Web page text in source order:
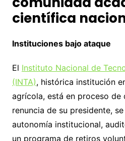
científica
Instituciones bajo ataque
El Instituto Nacional de
(INTA), histórica institución
agrícola, está en proceso de
renuncia de su presidente,
autonomía institucional,
un programa de retiros